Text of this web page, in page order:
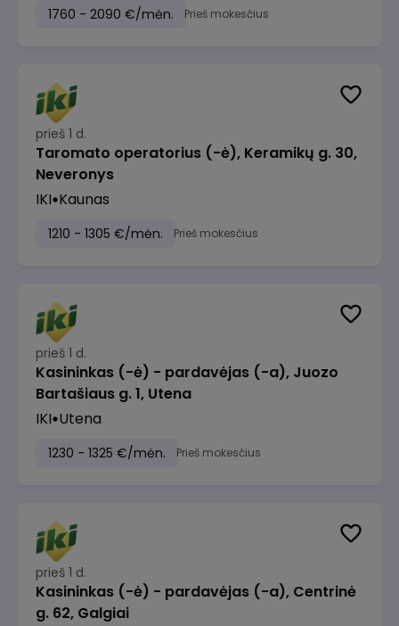
1760 - 2090 €/mėn. Prieš mokesčius
prieš 1 d.
Taromato operatorius (-ė), Keramikų g. 30,
Neveronys
IKI Kaunas
1210 - 1305 €/mėn. Prieš mokesčius
prieš 1 d.
Kasininkas (-ė) - pardavėjas (-a), Juozo
Bartašiaus g. 1, Utena
IKI Utena
1230 - 1325 €/mėn. Prieš mokesčius
prieš 1 d.
Kasininkas (-ė) - pardavėjas (-a), Centrinė
g. 62, Galgiai